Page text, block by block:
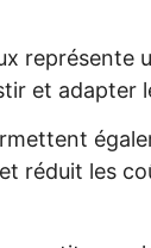
et
réduit les